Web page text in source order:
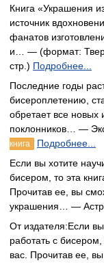
Книга «Украшения
источник
фанатов
и… — (формат:
стр.) Подробнее...
Последние годы
бисероплетению,
обретает все новых
поклонников… —
книга
Подробнее...
Если вы хотите
бисером, то эта
Прочитав ее, вы
украшения… —
От издателя:Если вы
работать с бисером,
вас. Прочитав ее,